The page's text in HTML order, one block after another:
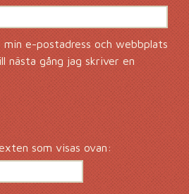
min e-postadress och webbplats
nästa gång jag skriver en
som visas ovan: